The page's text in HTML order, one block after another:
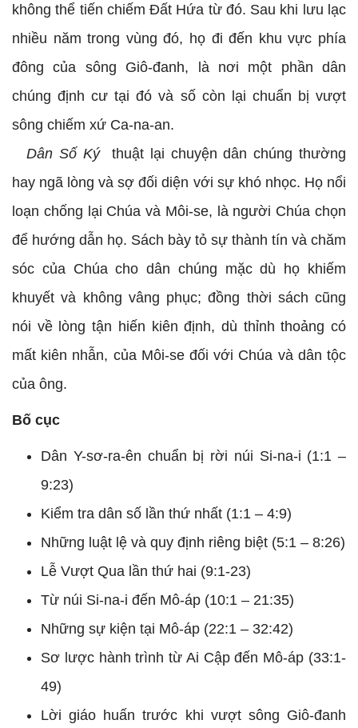
không thể tiến chiếm Đất Hứa từ đó. Sau khi lưu lạc
nhiều năm trong vùng đó, họ đi đến khu vực phía
đông của sông Giô-đanh, là nơi một phần dân
chúng định cư tại đó và số còn lại chuẩn bị vượt
sông chiếm xứ Ca-na-an.
Dân Số Ký
thuật lại chuyện dân chúng thường
hay ngã lòng và sợ đối diện với sự khó nhọc. Họ nổi
loạn chống lại Chúa và Môi-se, là người Chúa chọn
để hướng dẫn họ. Sách bày tỏ sự thành tín và chăm
sóc của Chúa cho dân chúng mặc dù họ khiếm
khuyết và không vâng phục; đồng thời sách cũng
nói về lòng tận hiến kiên định, dù thỉnh thoảng có
mất kiên nhẫn, của Môi-se đối với Chúa và dân tộc
của ông.
Bố cục
Dân Y-sơ-ra-ên chuẩn bị rời núi Si-na-i (1:1 –
9:23)
Kiểm tra dân số lần thứ nhất (1:1 – 4:9)
Những luật lệ và quy định riêng biệt (5:1 – 8:26)
Lễ Vượt Qua lần thứ hai (9:1-23)
Từ núi Si-na-i đến Mô-áp (10:1 – 21:35)
Những sự kiện tại Mô-áp (22:1 – 32:42)
Sơ lược hành trình từ Ai Cập đến Mô-áp (33:1-
49)
Lời giáo huấn trước khi vượt sông Giô-đanh